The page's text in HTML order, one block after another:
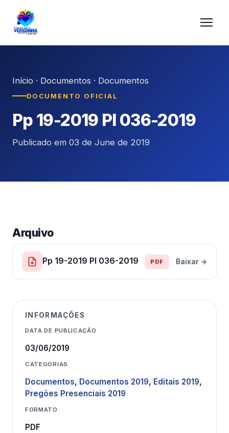
Início · Documentos · Documentos
DOCUMENTO OFICIAL
Pp 19-2019 Pl 036-2019
Publicado em 03 de June de 2019
Arquivo
Pp 19-2019 Pl 036-2019 PDF Baixar →
INFORMAÇÕES
DATA DE PUBLICAÇÃO
03/06/2019
CATEGORIAS
Documentos, Documentos 2019, Editais 2019,
Pregões Presenciais 2019
FORMATO
PDF